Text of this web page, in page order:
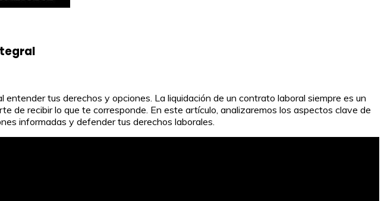
tus derechos y opciones. La liquidación de un contrato laboral siempre es un
de recibir lo que te corresponde. En este artículo, analizaremos los aspectos clave de
informadas y defender tus derechos laborales.